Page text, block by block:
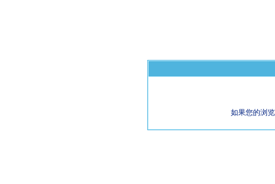
如果您的浏